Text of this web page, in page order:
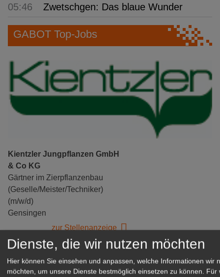
05:46
Zwetschgen: Das blaue Wunder
GABOT Top-Jobs
Kientzler Jungpflanzen GmbH
& Co KG
Gärtner im Zierpflanzenbau
(Geselle/Meister/Techniker)
(m/w/d)
Gensingen
zur Stellenanzeige
Dienste, die wir nutzen möchten
Hier können Sie einsehen und anpassen, welche Informationen wir
möchten, um unsere Dienste bestmöglich einsetzen zu können.
Für